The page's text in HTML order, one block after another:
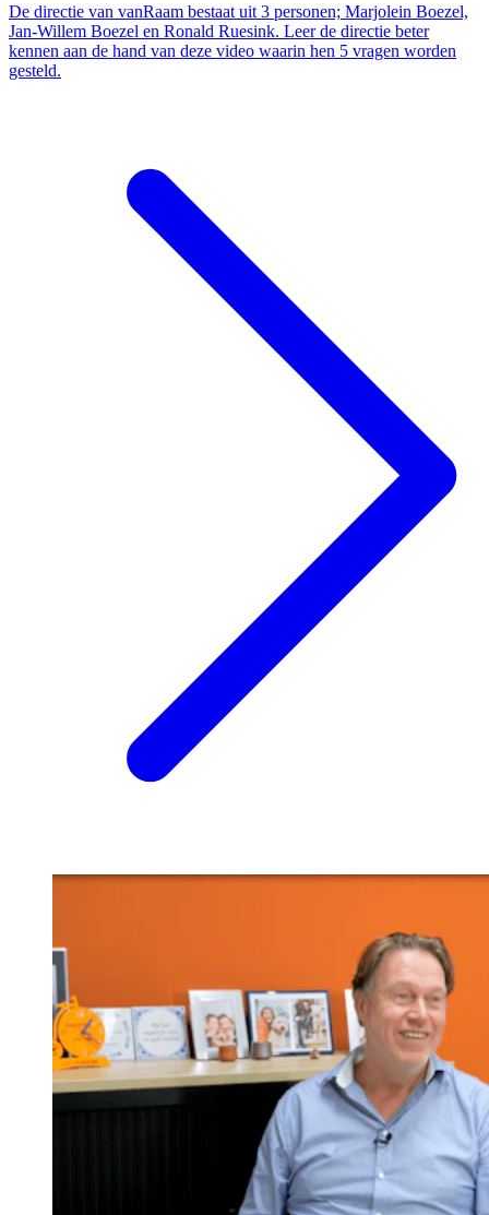
De directie van vanRaam bestaat uit 3 personen; Marjolein Boezel,
Jan-Willem Boezel en Ronald Ruesink. Leer de directie beter
kennen aan de hand van deze video waarin hen 5 vragen worden
gesteld.